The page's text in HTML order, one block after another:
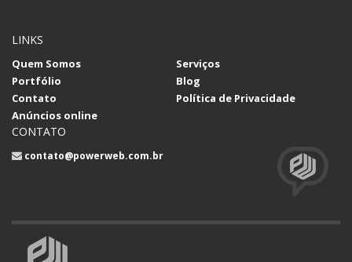
LINKS
Quem Somos
Serviços
Portfólio
Blog
Contato
Política de Privacidade
Anúncios online
CONTATO
contato@powerweb.com.br